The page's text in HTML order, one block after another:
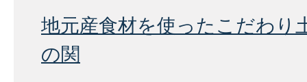
地元産食材を使ったこだわり
の関